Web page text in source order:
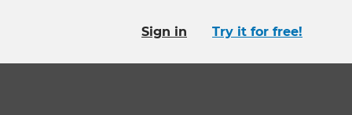
Sign in Try it for free!